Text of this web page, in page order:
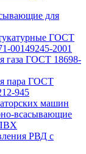
для
ГОСТ
00149245-2001
газа ГОСТ 18698-
пара ГОСТ
945
машин
всасывающие
РВД с